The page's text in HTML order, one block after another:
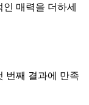
매력을 더하세
번째 결과에 만족